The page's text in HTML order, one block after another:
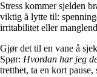
Stress kommer sjelden
viktig å lytte til:
irritabilitet eller
Gjør det til en vane å
Spør: Hvordan har jeg
tretthet, ta en kort